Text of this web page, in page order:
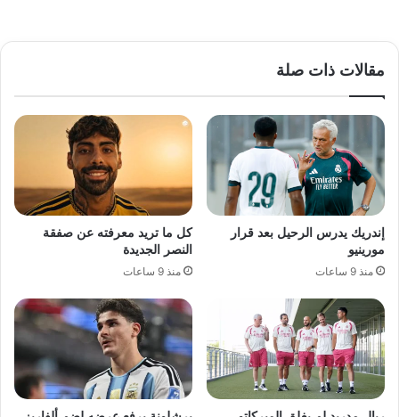
مقالات ذات صلة
إندريك يدرس الرحيل بعد قرار
مورينيو
منذ 9 ساعات
كل ما تريد معرفته عن صفقة
النصر الجديدة
منذ 9 ساعات